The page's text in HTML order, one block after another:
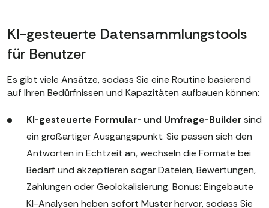
KI-gesteuerte Datensammlungstools
für Benutzer
Es gibt viele Ansätze, sodass Sie eine Routine basierend
auf Ihren Bedürfnissen und Kapazitäten aufbauen können:
KI-gesteuerte Formular- und Umfrage-Buildersind
ein großartiger Ausgangspunkt. Sie passen sich den
Antworten in Echtzeit an, wechseln die Formate bei
Bedarf und akzeptieren sogar Dateien, Bewertungen,
Zahlungen oder Geolokalisierung. Bonus: Eingebaute
KI-Analysen heben sofort Muster hervor, sodass Sie